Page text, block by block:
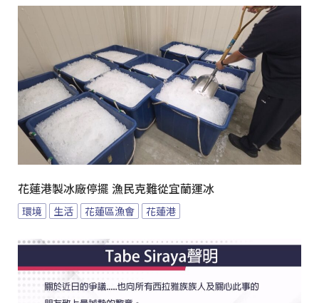
花蓮港製冰廠停擺 漁民克難從宜蘭運冰
環境 生活 花蓮區漁會 花蓮港